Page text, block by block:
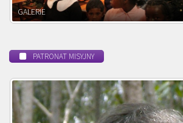
POWOŁANIE MISYJNE
PATRONAT MISYJNY